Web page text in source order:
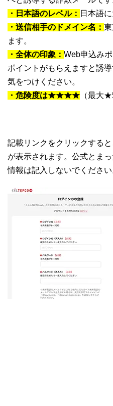
・日本語のレベル： 日本語
・送信相手のドメイン名：
ます。
・全体の印象： Web申込み
ポイントがもらえますと誘
気をつけください。
・危険度は★★★★ （最大
記載リンクをクリックする
が表示されます。公式とま
情報は記入しないでください